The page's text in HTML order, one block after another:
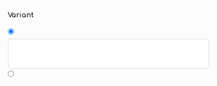
Variant